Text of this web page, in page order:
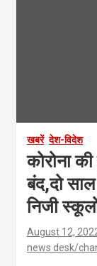
खबरें देश-विदेश
कोरोना
बंद,दो
निजी
August 12,
news desk/